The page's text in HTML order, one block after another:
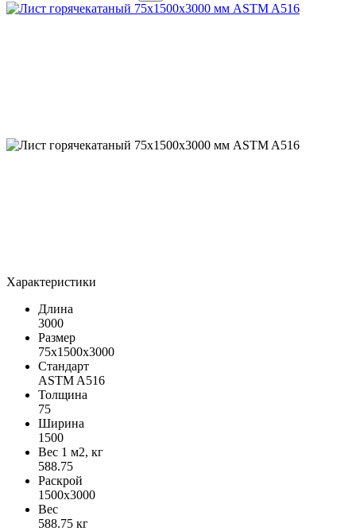
Характеристики
Длина
3000
Размер
75х1500х3000
Стандарт
ASTM A516
Толщина
75
Ширина
1500
Вес 1 м2, кг
588.75
Раскрой
1500х3000
Вес
588.75 кг